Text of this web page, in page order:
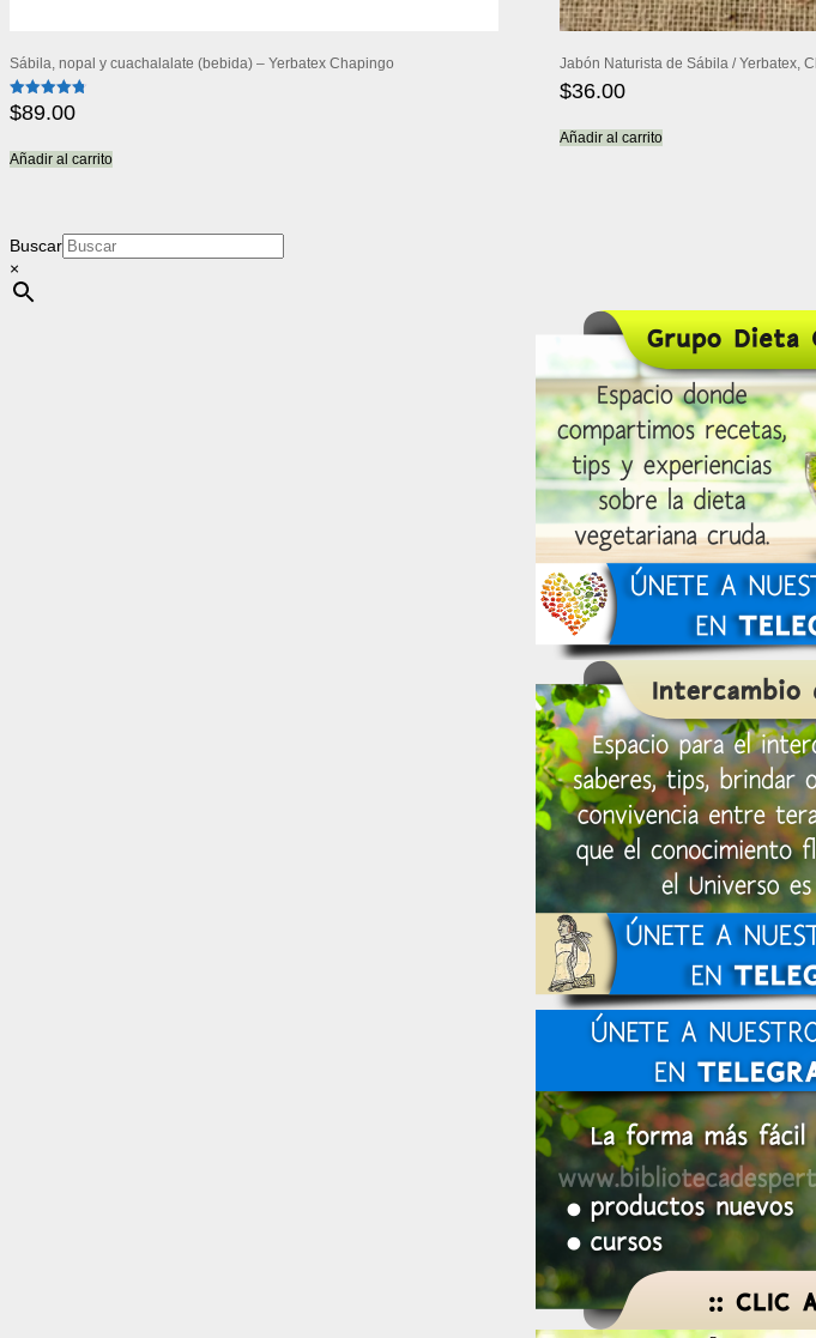
Sábila, nopal y cuachalalate (bebida) – Yerbatex Chapingo
Valorado
con
de 5
$89.00
Añadir al carrito
Jabón Naturista de Sábila / Yerbatex,
$36.00
Añadir al carrito
Buscar
×